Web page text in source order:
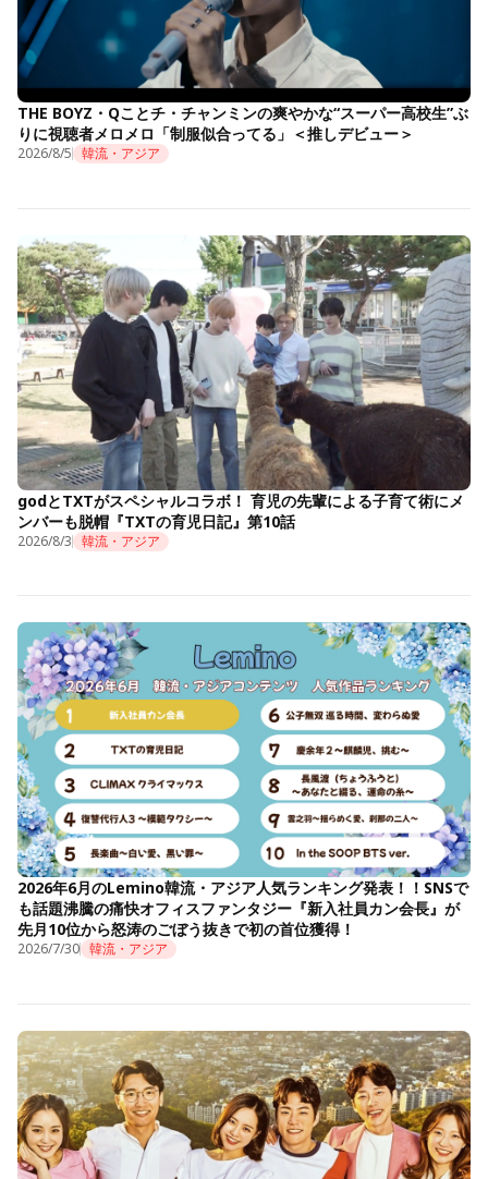
THE BOYZ・Qことチ・チャンミンの爽やかな“スーパー高校生”ぶ
りに視聴者メロメロ「制服似合ってる」＜推しデビュー＞
2026/8/5 韓流・アジア
godとTXTがスペシャルコラボ！ 育児の先輩による子育て術にメ
ンバーも脱帽『TXTの育児日記』第10話
2026/8/3 韓流・アジア
2026年6月のLemino韓流・アジア人気ランキング発表！！SNSで
も話題沸騰の痛快オフィスファンタジー『新入社員カン会長』が
先月10位から怒涛のごぼう抜きで初の首位獲得！
2026/7/30 韓流・アジア